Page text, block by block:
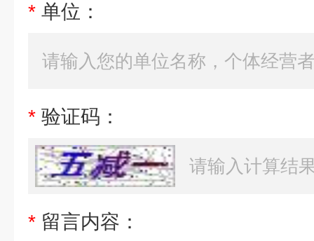
* 单位：
* 验证码：
* 留言内容：